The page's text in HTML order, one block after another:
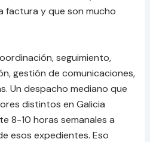
factura y que son mucho
seguimiento,
gestión de comunicaciones,
Un despacho mediano que
distintos en Galicia
8-10 horas semanales a
esos expedientes. Eso